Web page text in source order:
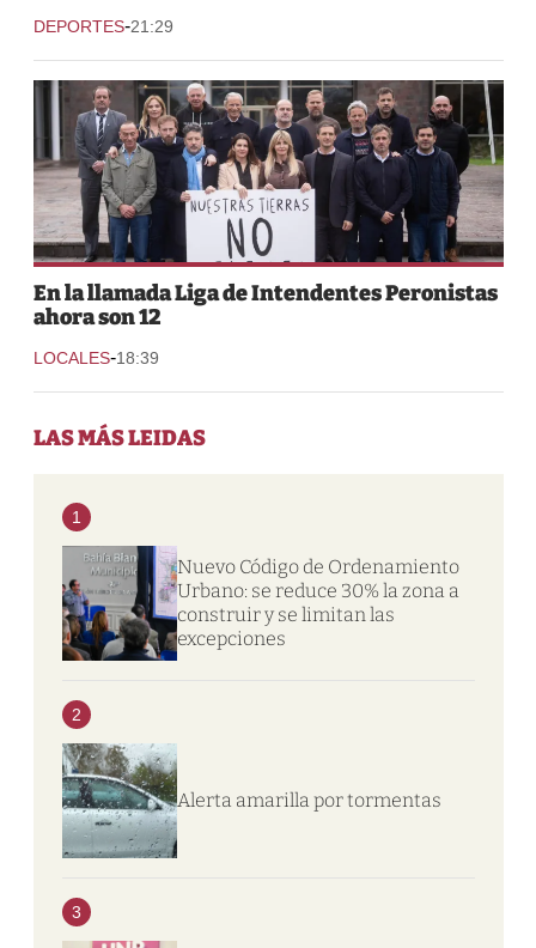
DEPORTES-21:29
En la llamada Liga de Intendentes Peronistas
ahora son 12
LOCALES-18:39
LAS MÁS LEIDAS
1
Nuevo Código de Ordenamiento
Urbano: se reduce 30% la zona a
construir y se limitan las
excepciones
2
Alerta amarilla por tormentas
3